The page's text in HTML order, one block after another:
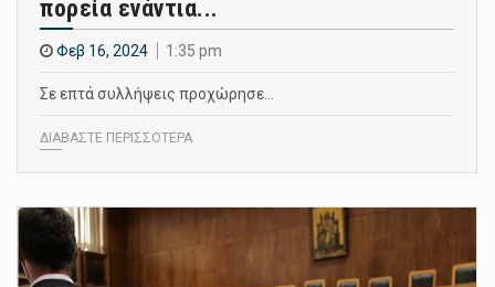
πορεία ενάντια...
Φεβ 16, 2024 1:35 pm
Σε επτά συλλήψεις προχώρησε…
ΔΙΑΒΑΣΤΕ ΠΕΡΙΣΣΟΤΕΡΑ